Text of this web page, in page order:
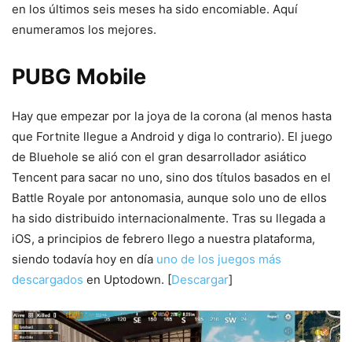
en los últimos seis meses ha sido encomiable. Aquí
enumeramos los mejores.
PUBG Mobile
Hay que empezar por la joya de la corona (al menos hasta
que Fortnite llegue a Android y diga lo contrario). El juego
de Bluehole se alió con el gran desarrollador asiático
Tencent para sacar no uno, sino dos títulos basados en el
Battle Royale por antonomasia, aunque solo uno de ellos
ha sido distribuido internacionalmente. Tras su llegada a
iOS, a principios de febrero llego a nuestra plataforma,
siendo todavía hoy en día uno de los juegos más
descargados en Uptodown. [Descargar]